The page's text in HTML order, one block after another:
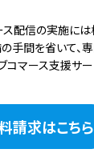
ス配信の実施に
の手間を省いて、
コマース支援サ
請求はこちら